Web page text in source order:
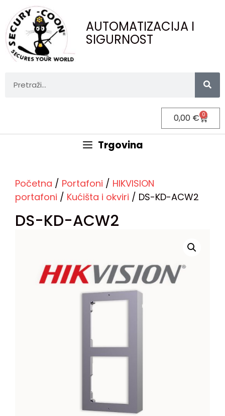
AUTOMATIZACIJA I
SIGURNOST
0,00 € 0
Trgovina
Početna / Portafoni / HIKVISION
portafoni / Kućišta i okviri / DS-KD-ACW2
DS-KD-ACW2